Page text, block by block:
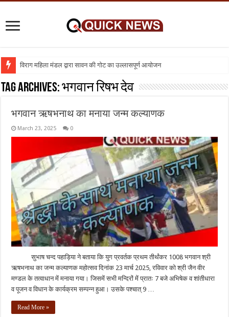
विराग महिला मंडल द्वारा सावन की गोट का उल्लासपूर्ण आयोजन
शिक्षा का व्यवसायीकरण क्यों : तो क्या निजी विद्यालय बंद कर दिए जाए
Tag Archives:भगवान रिषभ देव
भगवान ऋषभनाथ का मनाया जन्म कल्याणक
March 23, 2025 0
सुभाष चन्द पहाड़िया ने बताया कि युग प्रवर्तक प्रथम तीर्थंकर 1008 भगवान श्री
ऋषभनाथ का जन्म कल्याणक महोत्सव दिनांक 23 मार्च 2025, रविवार को श्री जैन वीर
मण्डल के तत्वाधान में मनाया गया। जिसमें सभी मन्दिरों में प्रातः 7 बजे अभिषेक व शांतीधारा
व पूजन व विधान के कार्यक्रम सम्पन्न हुआ। उसके पश्चात् 9 …
Read More »